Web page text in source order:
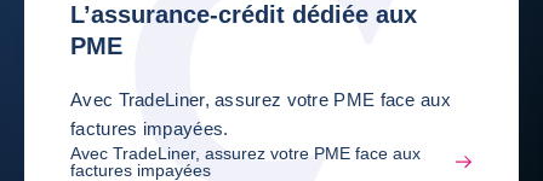
L’assurance-crédit dédiée aux
PME
Avec TradeLiner, assurez votre PME face aux
factures impayées.
Avec TradeLiner, assurez votre PME face aux
factures impayées